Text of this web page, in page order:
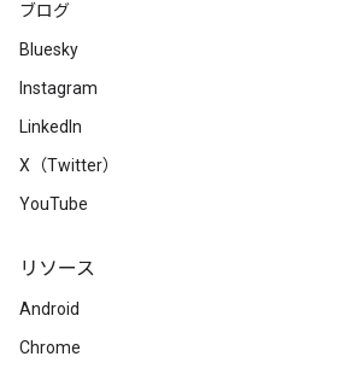
ブログ
Bluesky
Instagram
LinkedIn
X（Twitter）
YouTube
リソース
Android
Chrome